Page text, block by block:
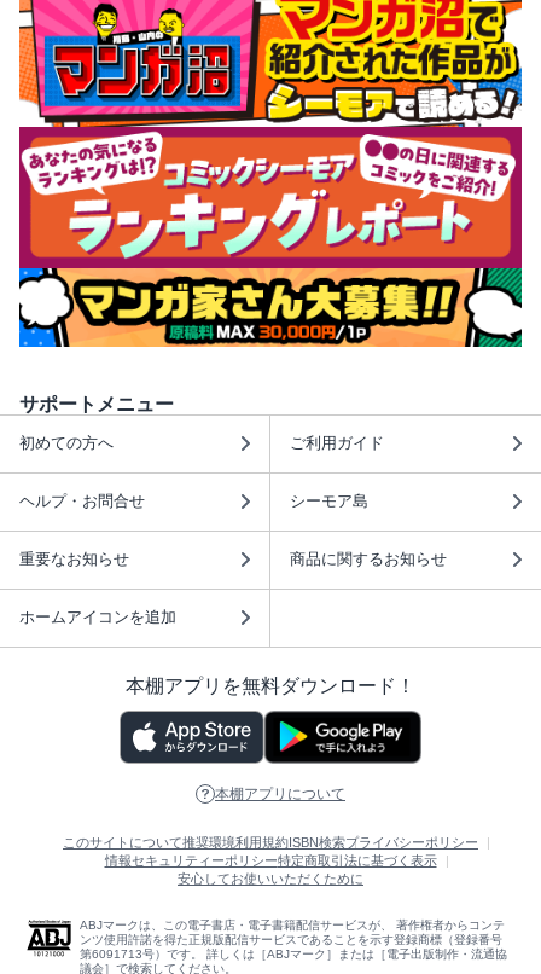
サポートメニュー
初めての方へ ご利用ガイド
ヘルプ・お問合せ シーモア島
重要なお知らせ 商品に関するお知らせ
ホームアイコンを追加
本棚アプリを無料ダウンロード！
本棚アプリについて
このサイトについて推奨環境利用規約ISBN検索プライバシーポリシー
情報セキュリティーポリシー特定商取引法に基づく表示
安心してお使いいただくために
ABJマークは、この電子書店・電子書籍配信サービスが、 著作権者からコンテ
ンツ使用許諾を得た正規版配信サービスであることを示す登録商標（登録番号
第6091713号）です。 詳しくは［ABJマーク］または［電子出版制作・流通協
議会］で検索してください。